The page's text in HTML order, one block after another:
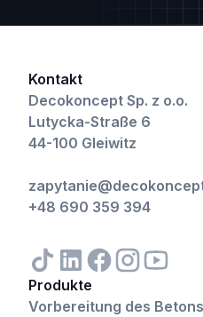
Kontakt
Decokoncept Sp. z o.o.
Lutycka-Straße 6
44-100 Gleiwitz
+48 690 359 394
Produkte
Vorbereitung des Betons